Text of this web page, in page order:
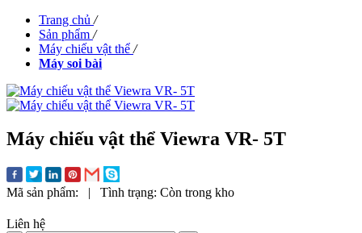
Trang chủ /
Sản phẩm /
Máy chiếu vật thể /
Máy soi bài
Máy chiếu vật thể Viewra VR- 5T
Mã sản phẩm: | Tình trạng: Còn trong kho
Liên hệ